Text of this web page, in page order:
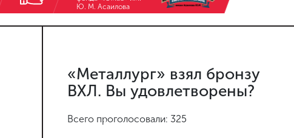
Ю. М. Асаилова
«Металлург» взял бронзу
ВХЛ. Вы удовлетворены?
Всего проголосовали: 325